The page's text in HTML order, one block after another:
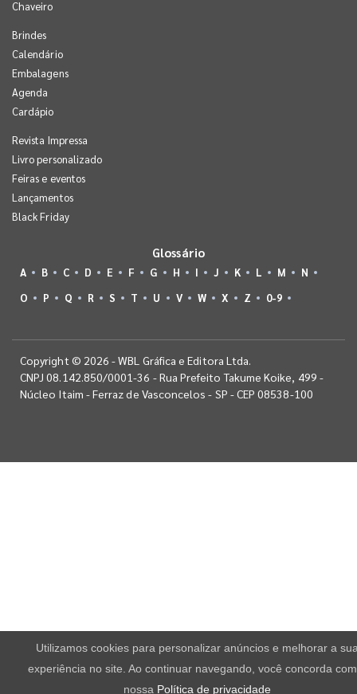
Chaveiro
Brindes
Calendário
Embalagens
Agenda
Cardápio
Revista Impressa
Livro personalizado
Feiras e eventos
Lançamentos
Black Friday
Glossário
A B C D E F G H I J K L M
N
O
P Q R S T U V W X Z 0-9
Copyright © 2026 - WBL Gráfica e Editora Ltda.
CNPJ 08.142.850/0001-36 - Rua Prefeito Takume Koike, 499 -
Núcleo Itaim - Ferraz de Vasconcelos - SP - CEP 08538-100
Utilizamos cookies para personalizar anúncios e melhorar a
experiência no site. Ao continuar navegando, você concorda
nossa Política de privacidade